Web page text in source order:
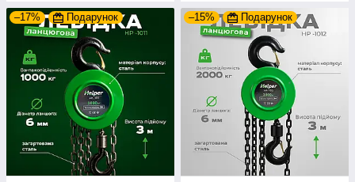
–17% Подарунок –15% Подарунок